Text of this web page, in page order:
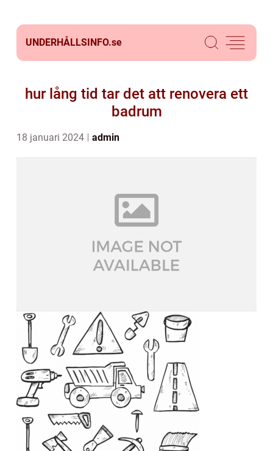
UNDERHÅLLSINFO.se
hur lång tid tar det att renovera ett
badrum
18 januari 2024 admin